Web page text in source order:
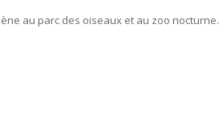
au parc des oiseaux et au zoo nocturne.